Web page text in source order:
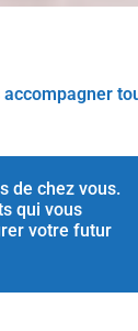
de chez vous.
qui vous
votre futur